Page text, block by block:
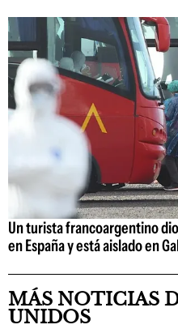
Un turista francoargentino
en España y está aislado en
MÁS NOTICIAS
UNIDOS